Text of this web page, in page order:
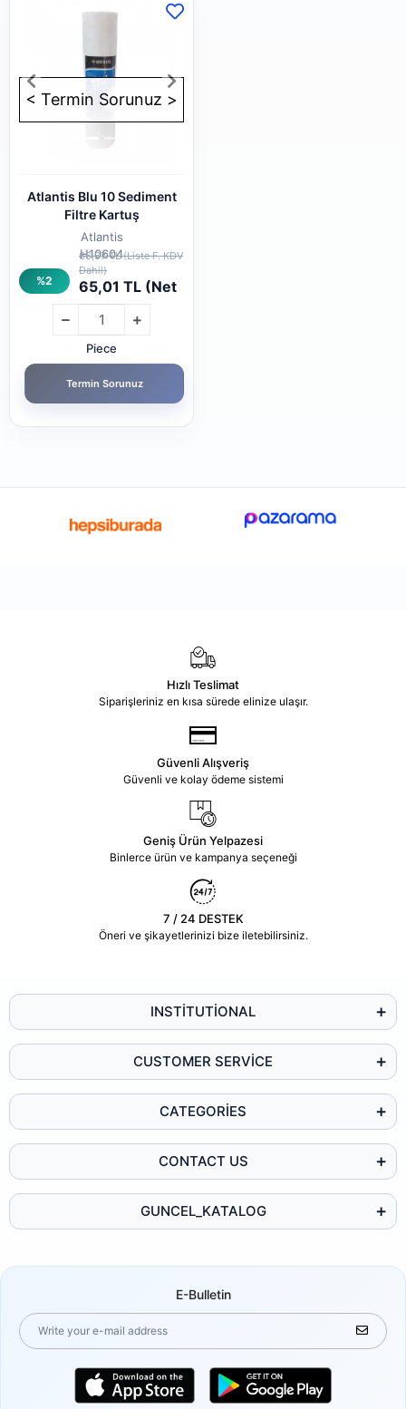
< Termin Sorunuz >
Atlantis Blu 10 Sediment
Filtre Kartuş
Atlantis
H10604
%2
66,67 TL (Liste F. KDV
Dahil)
65,01 TL (Net
- KDV Dahil)
Piece
Termin Sorunuz
Hızlı Teslimat
Siparişleriniz en kısa sürede elinize ulaşır.
Güvenli Alışveriş
Güvenli ve kolay ödeme sistemi
Geniş Ürün Yelpazesi
Binlerce ürün ve kampanya seçeneği
7 / 24 DESTEK
Öneri ve şikayetlerinizi bize iletebilirsiniz.
INSTİTUTİONAL
CUSTOMER SERVİCE
CATEGORİES
CONTACT US
GUNCEL_KATALOG
E-Bulletin